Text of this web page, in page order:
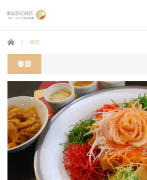
ホーム 春節
春節